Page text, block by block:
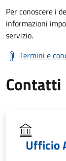
Per conoscere i
informazioni
servizio.
Termini e
Contatti
Ufficio